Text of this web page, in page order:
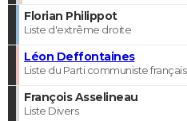
Florian Philippot
Liste d'extrême droite
Léon Deffontaines
Liste du Parti communiste français
François Asselineau
Liste Divers